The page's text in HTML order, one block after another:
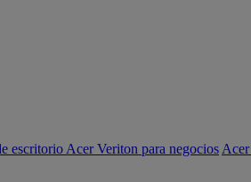
escritorio Acer Veriton para negocios